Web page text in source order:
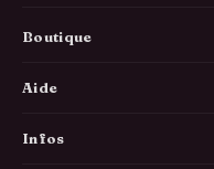
Boutique
Aide
Infos